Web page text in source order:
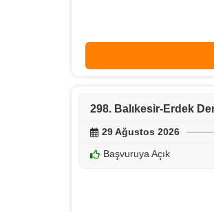
298. Balıkesir-Erdek
29 Ağustos 2026
Başvuruya Açık